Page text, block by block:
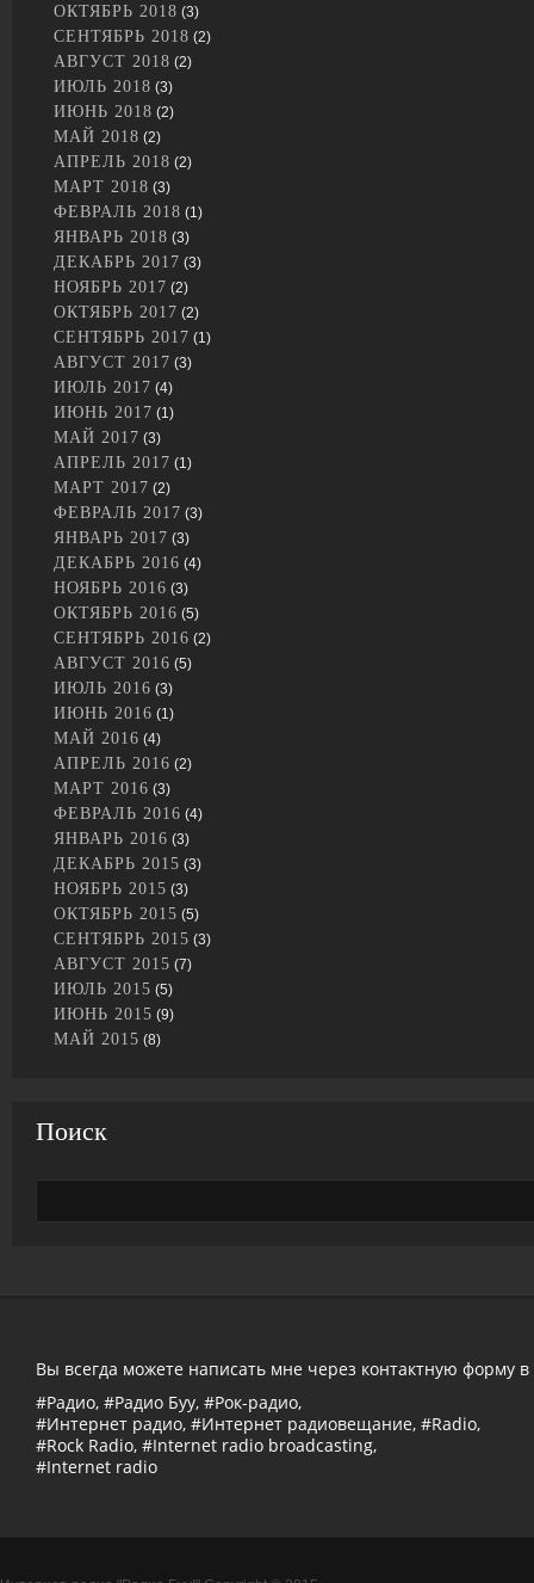
ОКТЯБРЬ 2018 (3)
СЕНТЯБРЬ 2018 (2)
АВГУСТ 2018 (2)
ИЮЛЬ 2018 (3)
ИЮНЬ 2018 (2)
МАЙ 2018 (2)
АПРЕЛЬ 2018 (2)
МАРТ 2018 (3)
ФЕВРАЛЬ 2018 (1)
ЯНВАРЬ 2018 (3)
ДЕКАБРЬ 2017 (3)
НОЯБРЬ 2017 (2)
ОКТЯБРЬ 2017 (2)
СЕНТЯБРЬ 2017 (1)
АВГУСТ 2017 (3)
ИЮЛЬ 2017 (4)
ИЮНЬ 2017 (1)
МАЙ 2017 (3)
АПРЕЛЬ 2017 (1)
МАРТ 2017 (2)
ФЕВРАЛЬ 2017 (3)
ЯНВАРЬ 2017 (3)
ДЕКАБРЬ 2016 (4)
НОЯБРЬ 2016 (3)
ОКТЯБРЬ 2016 (5)
СЕНТЯБРЬ 2016 (2)
АВГУСТ 2016 (5)
ИЮЛЬ 2016 (3)
ИЮНЬ 2016 (1)
МАЙ 2016 (4)
АПРЕЛЬ 2016 (2)
МАРТ 2016 (3)
ФЕВРАЛЬ 2016 (4)
ЯНВАРЬ 2016 (3)
ДЕКАБРЬ 2015 (3)
НОЯБРЬ 2015 (3)
ОКТЯБРЬ 2015 (5)
СЕНТЯБРЬ 2015 (3)
АВГУСТ 2015 (7)
ИЮЛЬ 2015 (5)
ИЮНЬ 2015 (9)
МАЙ 2015 (8)
Поиск
Вы всегда можете написать мне через контактную форму в
#Радио, #Радио Буу, #Рок-радио,
#Интернет радио, #Интернет радиовещание, #Radio,
#Rock Radio, #Internet radio broadcasting,
#Internet radio